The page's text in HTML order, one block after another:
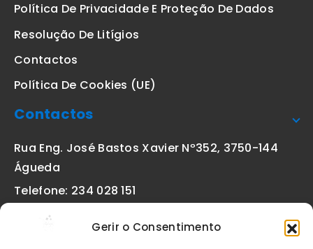
Gerir o Consentimento
Política De Privacidade E Proteção De Dados
Resolução De Litígios
Contactos
Política De Cookies (UE)
Contactos
Rua Eng. José Bastos Xavier Nº352, 3750-144
Águeda
Telefone: 234 028 151
geral@etiquetas-online.pt